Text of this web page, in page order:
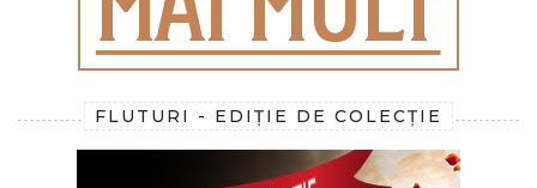
FLUTURI - EDIȚIE DE COLECȚIE